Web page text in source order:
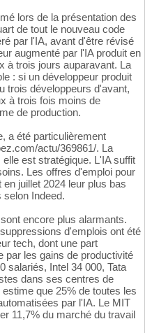
lors de la présentation des
de tout le nouveau code
par l'IA, avant d'être révisé
augmenté par l'IA produit en
à trois jours auparavant. La
: si un développeur produit
trois développeurs d'avant,
à trois fois moins de
de production.
a été particulièrement
actu/369861/. La
est stratégique. L'IA suffit
Les offres d'emploi pour
juillet 2024 leur plus bas
selon Indeed.
encore plus alarmants.
d'emplois ont été
tech, dont une part
par les gains de productivité
salariés, Intel 34 000, Tata
dans ses centres de
que 25% de toutes les
par l'IA. Le MIT
11,7% du marché du travail